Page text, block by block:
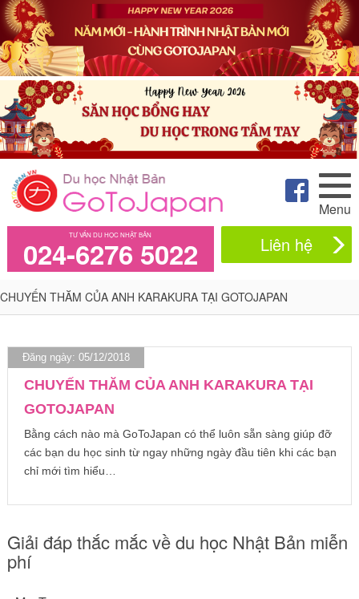
Menu
TƯ VẤN DU HỌC NHẬT BẢN
024-6276 5022 Liên hệ
CHUYẾN THĂM CỦA ANH KARAKURA TẠI GOTOJAPAN
Đăng ngày: 05/12/2018
CHUYẾN THĂM CỦA ANH KARAKURA TẠI
GOTOJAPAN
Bằng cách nào mà GoToJapan có thể luôn sẵn sàng giúp đỡ
các bạn du học sinh từ ngay những ngày đầu tiên khi các bạn
chỉ mới tìm hiểu…
Giải đáp thắc mắc về du học Nhật Bản miễn
phí